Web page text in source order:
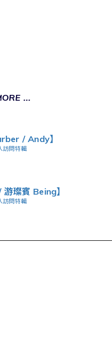
...
/ Andy】
訪問特輯
璨賓 Being】
訪問特輯